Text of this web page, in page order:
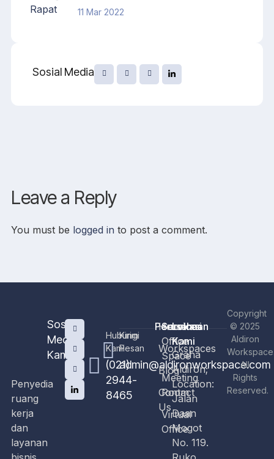
11 Mar 2022
Sosial Media
Leave a Reply
You must be logged in to post a comment.
Sosial
Media
Kami
Hubungi
Kami
(021)
2944-
8465
Kirim
Pesan
admin@aldironworkspace.com
Perusahaan
Home
Workspaces
Blog
Contact
Us
Services
Office
Space
Meeting
Room
Virtual
Office
Lokasi
Kami
Graha
Aldiron;
Location:
Jalan
Daan
Mogot
No. 119.
Penyedia
ruang
kerja
dan
layanan
Copyright
© 2025
Aldiron
All
Rights
Reserved.